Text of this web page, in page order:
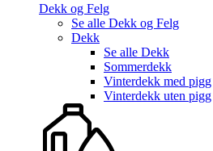
Dekk og Felg
Se alle Dekk og Felg
Dekk
Se alle Dekk
Sommerdekk
Vinterdekk med pigg
Vinterdekk uten pigg